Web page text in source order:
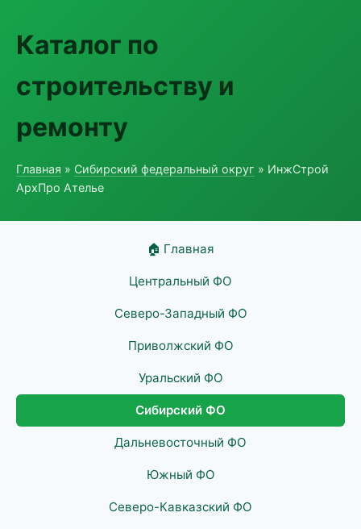
Каталог по
строительству и
ремонту
Главная » Сибирский федеральный округ » ИнжСтрой
АрхПро Ателье
🏠 Главная
Центральный ФО
Северо-Западный ФО
Приволжский ФО
Уральский ФО
Сибирский ФО
Дальневосточный ФО
Южный ФО
Северо-Кавказский ФО